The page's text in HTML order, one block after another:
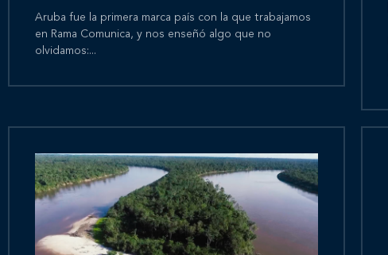
Aruba fue la primera marca país con la que trabajamos
en Rama Comunica, y nos enseñó algo que no
olvidamos:...